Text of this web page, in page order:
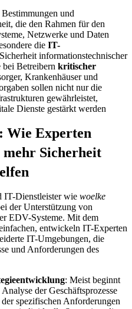
und
die den Rahmen für den
Netzwerke und Daten
die IT-
informationstechnischer
bei Betreibern kritischer
Krankenhäuser und
sollen nicht nur die
gewährleistet,
Dienste gestärkt werden
Wie Experten
Sicherheit
IT-Dienstleister wie woelke
der Unterstützung von
EDV-Systeme. Mit dem
entwickeln IT-Experten
IT-Umgebungen, die
und Anforderungen des
: Meist beginnt
der Geschäftsprozesse
spezifischen Anforderungen